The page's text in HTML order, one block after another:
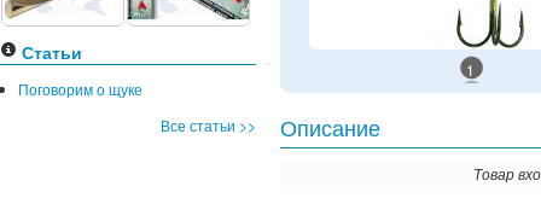
Статьи
Поговорим о щуке
Все статьи >>
1
Описание
Товар